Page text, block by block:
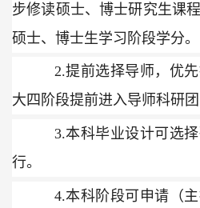
步修读硕士、博士研究生课
硕士、博士生学习阶段学分。
2.提前选择导师，优
大四阶段提前进入导师科研团
3.本科毕业设计可选
行。
4.本科阶段可申请（